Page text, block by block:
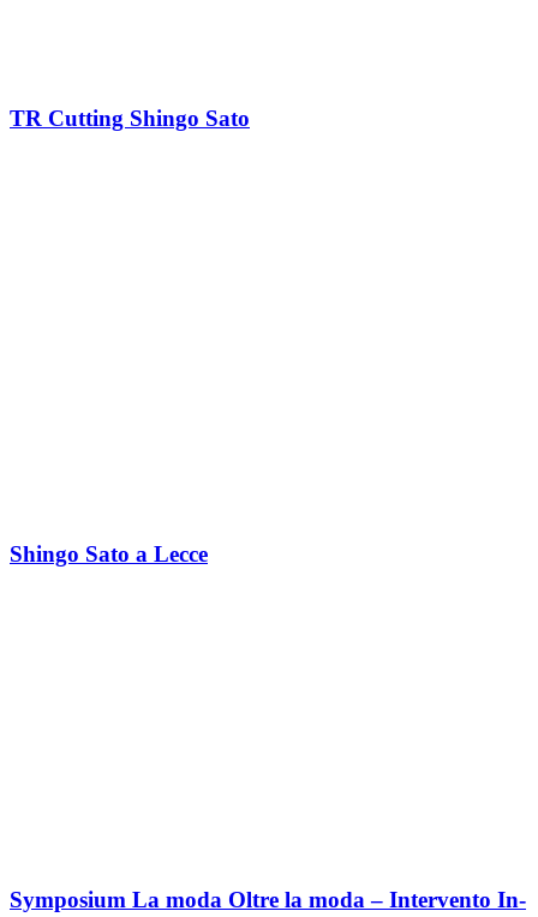
TR Cutting Shingo Sato
Shingo Sato a Lecce
Symposium La moda Oltre la moda – Intervento In-